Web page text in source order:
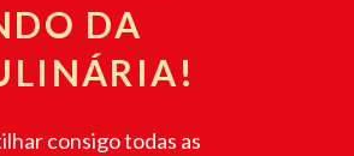
DA
consigo todas as